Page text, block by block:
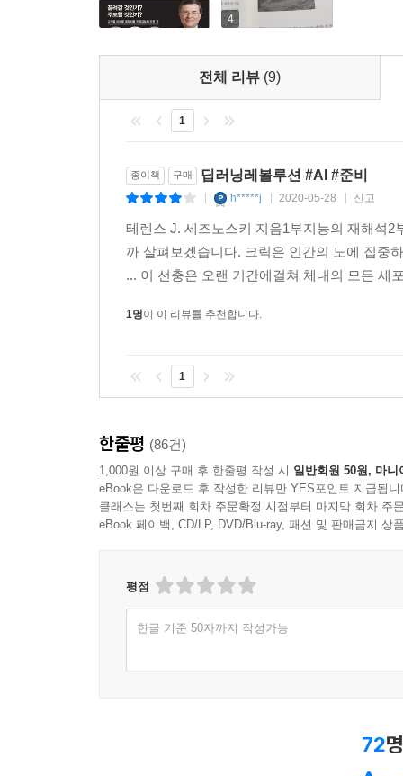
말이다. “알파고가 이겼다, 우리는 달에 착륙
최고경영자 데미스 허사비스가 트위터에 올린
상징적인 사건이었다.
달에 도착한 다음에는, 달에서 어떻게 잘 살아갈
딥러닝은 어떤 미래를 가져다 줄 것인가? 저자
것이라는 점이다. 저자는 말한다.
현재 딥러닝과 인공지능을 놓고 한편에서는
그것들의 궁극적인 영향은 예측할 수 없을 것
시나리오든, 종말론적 시나리오든 미래의 방향
정도는 날로 높아지고 있는데, 안전벨트에 몸을
인공지능의 모든 것
『딥러닝 레볼루션』은 총 3부에 걸쳐 인공지능
기술의 발전 과정에 대해서 이야기한다. 1부
자율주행차, 교육, 게임, 헬스케어, 번역, 음성인
차근차근 살펴본다. 저자의 깊이 있는 설명을 통
힌튼, 프랭크 로젠블랫, 마빈 민스키, 놈 촘스키
논쟁이 곳곳에 담겨 있어 한 편의 역사책을 읽는
4
전체 리뷰 (9)
1
종이책 구매 딥러닝레볼루션 #AI #준비
h*****j 2020-05-28 신고
테렌스 J. 세즈노스키 지음1부지능의 재해석
까 살펴보겠습니다. 크릭은 인간의 노에 집중
... 이 선충은 오랜 기간에걸쳐 체내의 모든 세
1명이 이 리뷰를 추천합니다.
1
한줄평 (86건)
1,000원 이상 구매 후 한줄평 작성 시 일반회원 50원, 마니
eBook은 다운로드 후 작성한 리뷰만 YES포인트 지급됩니
클래스는 첫번째 회차 주문확정 시점부터 마지막 회차 주
eBook 페이백, CD/LP, DVD/Blu-ray, 패션 및 판매금지 상
평점
한글 기준 50자까지 작성가능
72